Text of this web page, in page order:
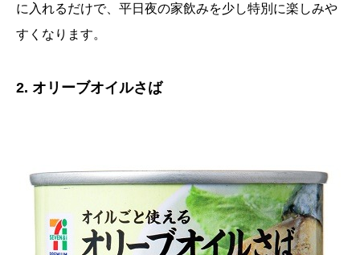
に入れるだけで、平日夜の家飲みを少し特別に楽しみや
すくなります。
2. オリーブオイルさば